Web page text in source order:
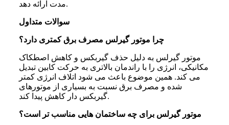
مدت ارائه دهد.
سوالات متداول
چرا موتور گیرلس مصرف برق کمتری دارد؟
موتور گیرلس به دلیل حذف گیربکس و کاهش اصطکاک
مکانیکی، انرژی را با راندمان بالاتری به حرکت کابین تبدیل
می کند. همین موضوع باعث می شود اتلاف انرژی کمتر
شده و مصرف برق نسبت به بسیاری از موتورهای
گیربکس دار کاهش پیدا کند.
موتور گیرلس برای چه ساختمان‌ هایی مناسب‌ تر است؟